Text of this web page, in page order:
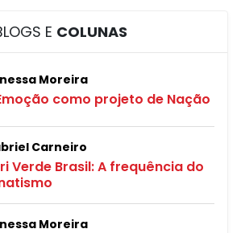
E COLUNAS
Moreira
como projeto de Nação
Carneiro
Verde Brasil: A frequência do
Moreira